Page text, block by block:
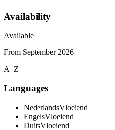
Availability
Available
From September 2026
A–Z
Languages
NederlandsVloeiend
EngelsVloeiend
DuitsVloeiend